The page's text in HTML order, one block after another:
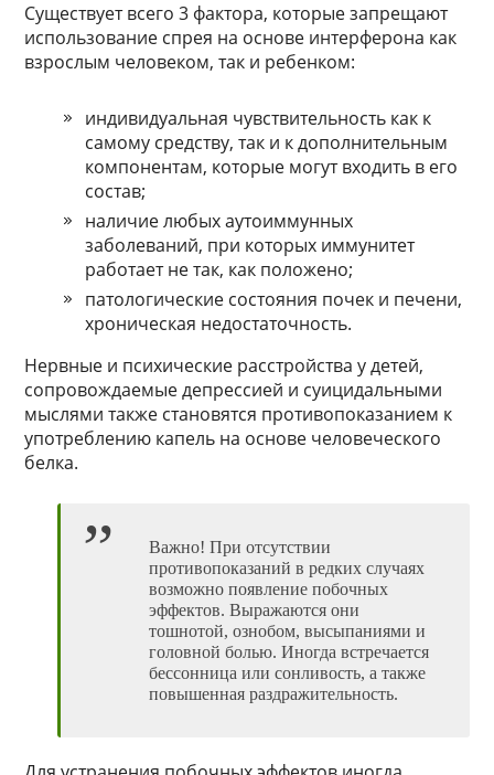
Существует всего 3 фактора, которые запрещают
использование спрея на основе интерферона как
взрослым человеком, так и ребенком:
индивидуальная чувствительность как к
самому средству, так и к дополнительным
компонентам, которые могут входить в его
состав;
наличие любых аутоиммунных
заболеваний, при которых иммунитет
работает не так, как положено;
патологические состояния почек и печени,
хроническая недостаточность.
Нервные и психические расстройства у детей,
сопровождаемые депрессией и суицидальными
мыслями также становятся противопоказанием к
употреблению капель на основе человеческого
белка.
Важно! При отсутствии
противопоказаний в редких случаях
возможно появление побочных
эффектов. Выражаются они
тошнотой, ознобом, высыпаниями и
головной болью. Иногда встречается
бессонница или сонливость, а также
повышенная раздражительность.